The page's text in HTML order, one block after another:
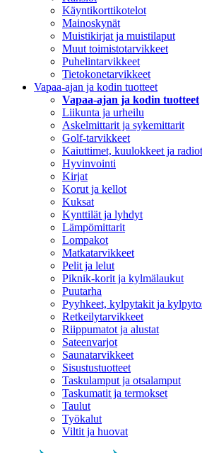
Käyntikorttikotelot
Mainoskynät
Muistikirjat ja muistilaput
Muut toimistotarvikkeet
Puhelintarvikkeet
Tietokonetarvikkeet
Vapaa-ajan ja kodin tuotteet
Vapaa-ajan ja kodin tuotteet
Liikunta ja urheilu
Askelmittarit ja sykemittarit
Golf-tarvikkeet
Kaiuttimet, kuulokkeet ja radiot
Hyvinvointi
Kirjat
Korut ja kellot
Kuksat
Kynttilät ja lyhdyt
Lämpömittarit
Lompakot
Matkatarvikkeet
Pelit ja lelut
Piknik-korit ja kylmälaukut
Puutarha
Pyyhkeet, kylpytakit ja
Retkeilytarvikkeet
Riippumatot ja alustat
Sateenvarjot
Saunatarvikkeet
Sisustustuotteet
Taskulamput ja otsalamput
Taskumatit ja termokset
Taulut
Työkalut
Viltit ja huovat